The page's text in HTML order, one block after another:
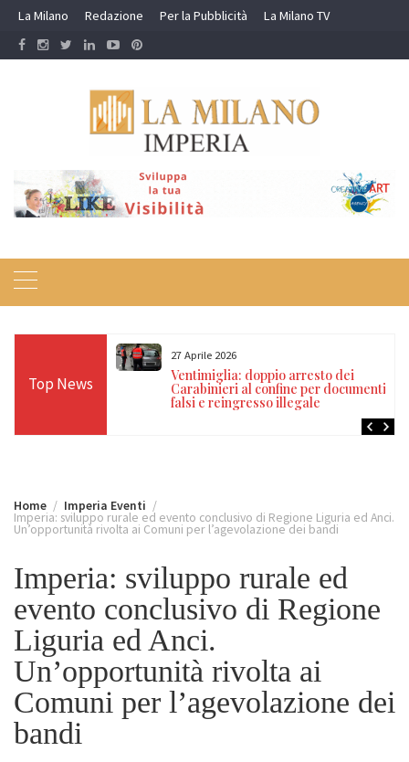
Skip
content
La Milano Redazione Per la Pubblicità La Milano TV
Top News
durante la
per
27 Aprile 2026
Ventimiglia: doppio arresto dei
Carabinieri al confine per documenti
falsi e reingresso illegale
Home Imperia Eventi
Imperia: sviluppo rurale ed evento conclusivo di Regione Liguria ed Anci.
Un’opportunità rivolta ai Comuni per l’agevolazione dei bandi
Imperia: sviluppo rurale ed
evento conclusivo di Regione
Liguria ed Anci.
Un’opportunità rivolta ai
Comuni per l’agevolazione dei
bandi